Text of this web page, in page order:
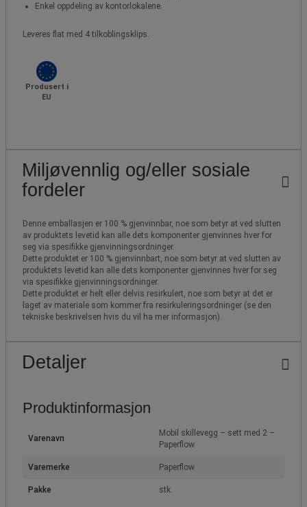
Enkel oppdeling av kontorlokalene.
Leveres flat med 4 tilkoblingsklips.
Produsert i
EU
Miljøvennlig og/eller sosiale
fordeler
Denne emballasjen er 100 % gjenvinnbar, noe som betyr at ved slutten
av produktets levetid kan alle dets komponenter gjenvinnes hver for
seg via spesifikke gjenvinningsordninger.
Dette produktet er 100 % gjenvinnbart, noe som betyr at ved slutten av
produktets levetid kan alle dets komponenter gjenvinnes hver for seg
via spesifikke gjenvinningsordninger.
Dette produktet er helt eller delvis resirkulert, noe som betyr at det er
laget av materiale som kommer fra resirkuleringsordninger (se den
tekniske beskrivelsen hvis du vil ha mer informasjon).
Detaljer
Produktinformasjon
Varenavn
Mobil skillevegg – sett med 2 –
Paperflow
Varemerke Paperflow
Pakke stk.